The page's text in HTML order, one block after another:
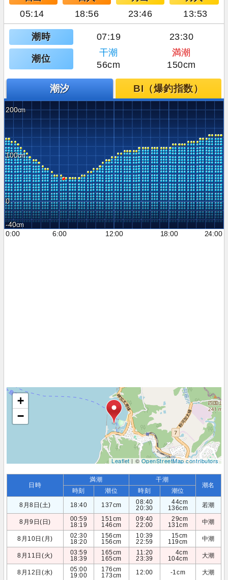
05:14 18:56 23:46 13:53
潮時 07:19 23:30
潮位
干潮
満潮
56cm
150cm
潮汐 BI（爆釣指数）
200
100
0
-40
0:00
6:00 12:00 18:00 24:00
+
−
Leaflet| ©OpenStreetMap contributors
日時
満潮 干潮
潮名
時刻 潮位 時刻
潮位
8月8日(土)
18:40 137cm
08:40
20:30
44cm
136cm
若潮
8月9日(日)
00:59
18:19
151cm
146cm
09:40
22:00
29cm
131cm
中潮
8月10日(月)
02:30
18:20
156cm
156cm
10:39
22:59
15cm
119cm
中潮
8月11日(火)
03:59
18:39
165cm
165cm
11:20
23:39
4cm
104cm
大潮
8月12日(水)
05:00
19:00
176cm
173cm
12:00 -1cm 大潮